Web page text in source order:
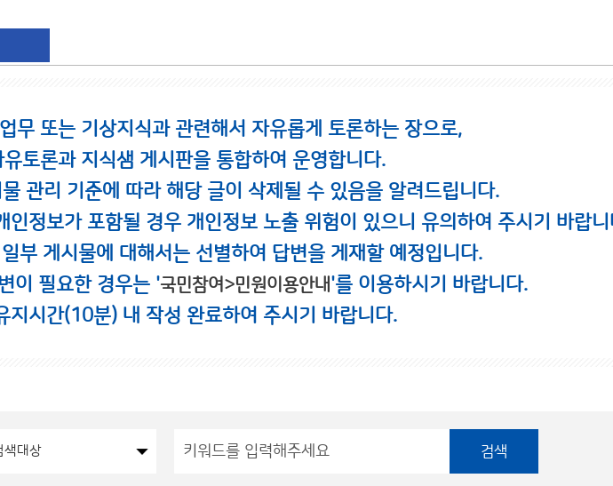
무 또는 기상지식과 관련해서 자유롭게 토론하는 장으로,
유토론과 지식샘 게시판을 통합하여 운영합니다.
관리 기준에 따라 해당 글이 삭제될 수 있음을 알려드립니다.
정보가 포함될 경우 개인정보 노출 위험이 있으니 유의하여 주시기 바랍니
부 게시물에 대해서는 선별하여 답변을 게재할 예정입니다.
이 필요한 경우는 '국민참여>민원이용안내'를 이용하시기 바랍니다.
지시간(10분) 내 작성 완료하여 주시기 바랍니다.
검색